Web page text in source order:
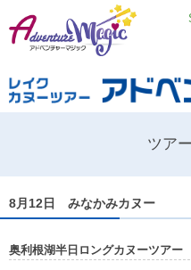
ツア
8月12日 みなかみカヌー
奥利根湖半日ロングカヌーツア